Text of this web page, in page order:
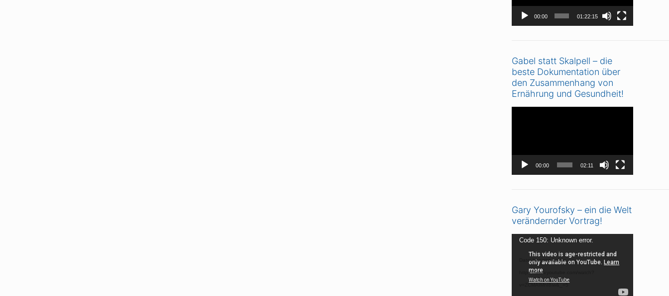
00:00 01:22:15
Gabel statt Skalpell – die
beste Dokumentation über
den Zusammenhang von
Ernährung und Gesundheit!
00:00 02:11
Gary Yourofsky – ein die Welt
verändernder Vortrag!
Video-
Player
Code 150: Unknown error.
Datei herunterladen:
https://www.youtube.com/watch?